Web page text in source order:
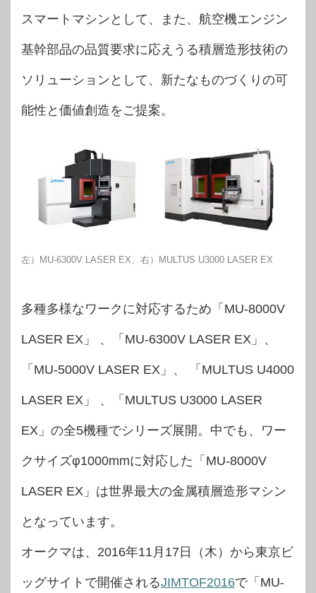
スマートマシンとして、また、航空機エンジン
基幹部品の品質要求に応えうる積層造形技術の
ソリューションとして、新たなものづくりの可
能性と価値創造をご提案。
左）MU-6300V LASER EX、右）MULTUS U3000 LASER EX
多種多様なワークに対応するため「MU-8000V
LASER EX」 、「MU-6300V LASER EX」、
「MU-5000V LASER EX」、 「MULTUS U4000
LASER EX」 、「MULTUS U3000 LASER
EX」の全5機種でシリーズ展開。中でも、ワー
クサイズφ1000mmに対応した「MU-8000V
LASER EX」は世界最大の金属積層造形マシン
となっています。
オークマは、2016年11月17日（木）から東京ビ
ッグサイトで開催されるJIMTOF2016で「MU-